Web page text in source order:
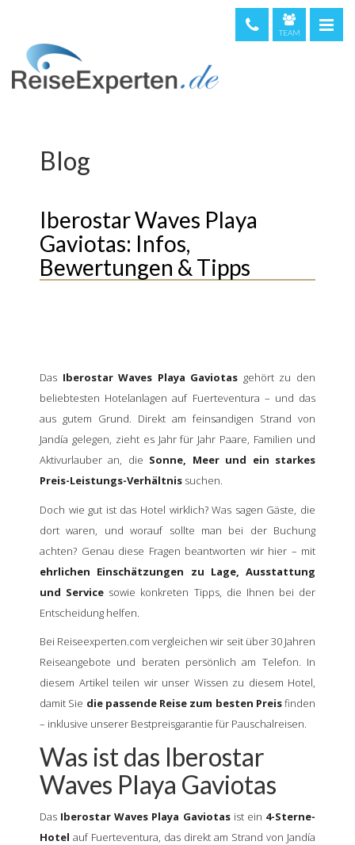
TEAM
Blog
Iberostar Waves Playa
Gaviotas: Infos,
Bewertungen & Tipps
Das Iberostar Waves Playa Gaviotas gehört zu den
beliebtesten Hotelanlagen auf Fuerteventura – und das
aus gutem Grund. Direkt am feinsandigen Strand von
Jandía gelegen, zieht es Jahr für Jahr Paare, Familien und
Aktivurlauber an, die Sonne, Meer und ein starkes
Preis-Leistungs-Verhältnis suchen.
Doch wie gut ist das Hotel wirklich? Was sagen Gäste, die
dort waren, und worauf sollte man bei der Buchung
achten? Genau diese Fragen beantworten wir hier – mit
ehrlichen Einschätzungen zu Lage, Ausstattung
und Service sowie konkreten Tipps, die Ihnen bei der
Entscheidung helfen.
Bei Reiseexperten.com vergleichen wir seit über 30 Jahren
Reiseangebote und beraten persönlich am Telefon. In
diesem Artikel teilen wir unser Wissen zu diesem Hotel,
damit Sie die passende Reise zum besten Preisfinden
– inklusive unserer Bestpreisgarantie für Pauschalreisen.
Was ist das Iberostar
Waves Playa Gaviotas
Das Iberostar Waves Playa Gaviotasist ein 4-Sterne-
Hotel auf Fuerteventura, das direkt am Strand von Jandía